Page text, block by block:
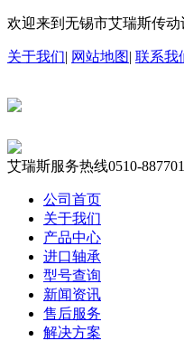
欢迎来到无锡市艾瑞斯传动
关于我们| 网站地图| 联系我
艾瑞斯服务热线0510-
公司首页
关于我们
产品中心
进口轴承
型号查询
新闻资讯
售后服务
解决方案